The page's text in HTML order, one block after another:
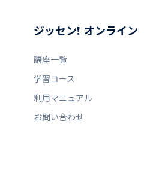
ジッセン! オンライン
講座一覧
学習コース
利用マニュアル
お問い合わせ